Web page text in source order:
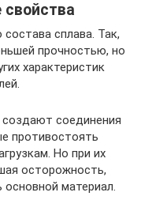
сплава. Так,
прочностью, но
характеристик
соединения
противостоять
Но при их
осторожность,
материал.